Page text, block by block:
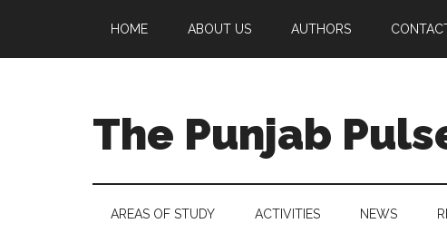
main
secondary
primary
footer
HOME ABOUT US AUTHORS
The Punjab
for
Socio-
AREAS OF STUDY ACTIVITIES NEWS